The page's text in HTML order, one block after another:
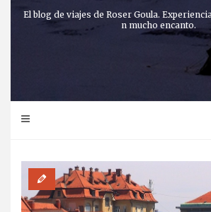
El blog de viajes de Roser Goula.
n mucho encanto.